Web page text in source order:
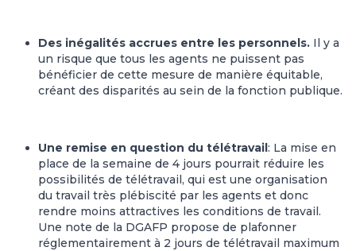
Des inégalités accrues entre les personnels. Il y a
un risque que tous les agents ne puissent pas
bénéficier de cette mesure de manière équitable,
créant des disparités au sein de la fonction publique.
Une remise en question du télétravail: La mise en
place de la semaine de 4 jours pourrait réduire les
possibilités de télétravail, qui est une organisation
du travail très plébiscité par les agents et donc
rendre moins attractives les conditions de travail.
Une note de la DGAFP propose de plafonner
réglementairement à 2 jours de télétravail maximum